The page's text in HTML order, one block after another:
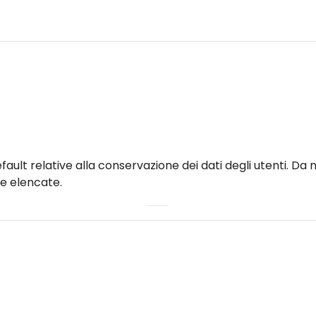
relative alla conservazione dei dati degli utenti.
elencate.